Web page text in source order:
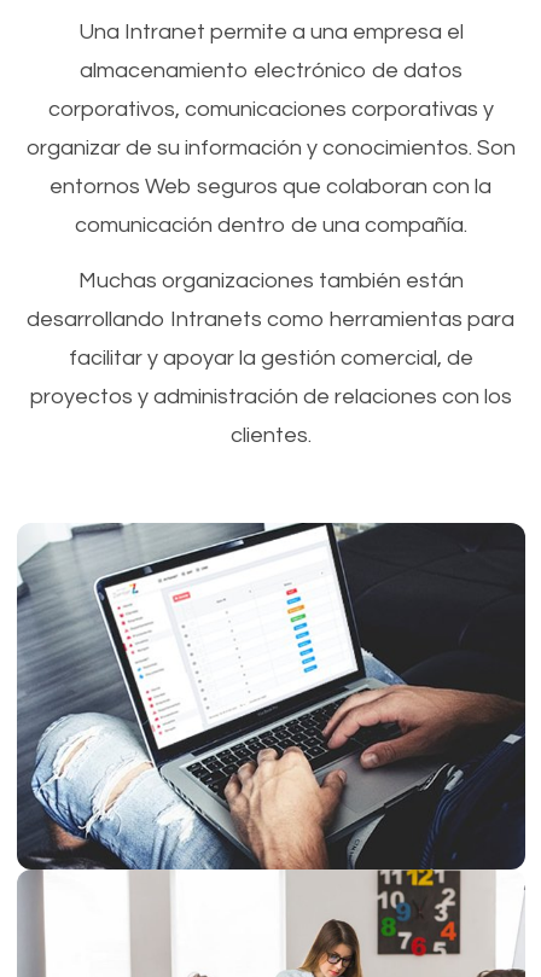
Una Intranet permite a una empresa el
almacenamiento electrónico de datos
corporativos, comunicaciones corporativas y
organizar de su información y conocimientos. Son
entornos Web seguros que colaboran con la
comunicación dentro de una compañía.
Muchas organizaciones también están
desarrollando Intranets como herramientas para
facilitar y apoyar la gestión comercial, de
proyectos y administración de relaciones con los
clientes.